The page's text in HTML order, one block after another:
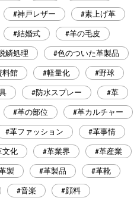
#神戸レザー #素上げ革
#結婚式 #羊の毛皮
鱗処理 #色のついた革製品
料館 #軽量化 #野球
#防水スプレー #革
#革の部位 #革カルチャー
#革ファッション #革事情
文化 #革業界 #革産業
製 #革製品 #革靴
#音楽 #顔料